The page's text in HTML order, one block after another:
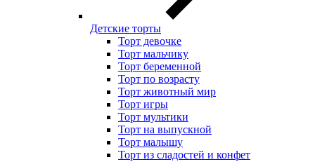
Детские торты
Торт девочке
Торт мальчику
Торт беременной
Торт по возрасту
Торт животный мир
Торт игры
Торт мультики
Торт на выпускной
Торт малышу
Торт из сладостей и конфет